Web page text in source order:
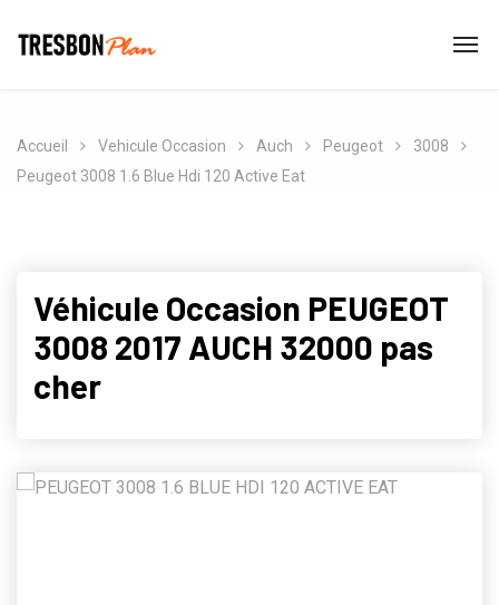
Accueil Vehicule Occasion Auch Peugeot
3008
Peugeot 3008 1.6 Blue Hdi 120 Active Eat
Véhicule Occasion PEUGEOT
3008 2017 AUCH 32000 pas
cher